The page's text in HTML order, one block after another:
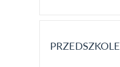
PRZEDSZKOLE